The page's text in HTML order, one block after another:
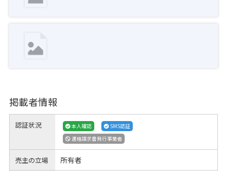
掲載者情報
認証状況 本人確認
SMS認証
適格請求書発行事業者
売主の立場 所有者